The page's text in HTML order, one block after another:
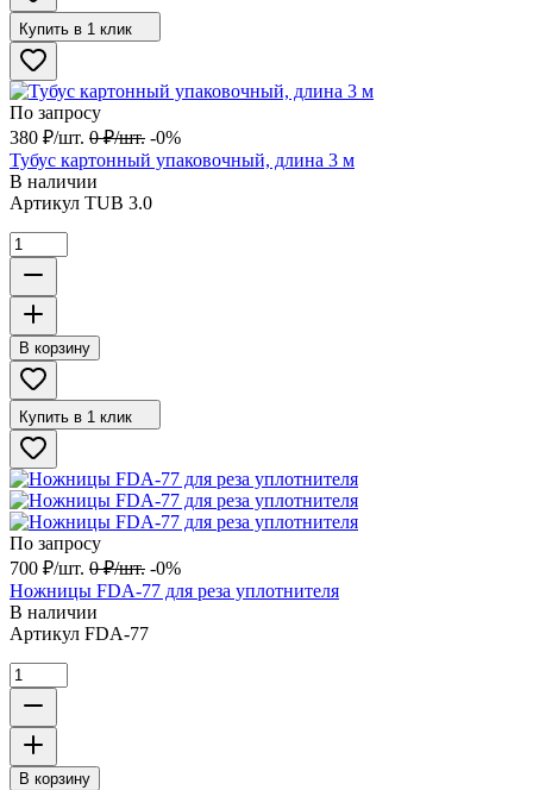
Купить в 1 клик
По запросу
380 ₽/шт. 0 ₽/шт. -0%
Тубус картонный упаковочный, длина 3 м
В наличии
Артикул TUB 3.0
В корзину
Купить в 1 клик
По запросу
700 ₽/шт. 0 ₽/шт. -0%
Ножницы FDA-77 для реза уплотнителя
В наличии
Артикул FDA-77
В корзину